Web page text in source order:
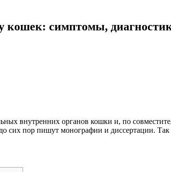
кошек: симптомы,
внутренних органов кошки и, по
сих пор пишут монографии и диссертации.